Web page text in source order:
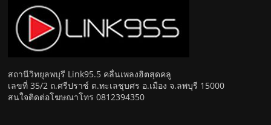
สถานีวิทยุลพบุรี Link95.5 คลื่นเพลงฮิตสุดคลู
เลขที่ 35/2 ถ.ศรีปราช์ ต.ทะเลชุบศร อ.เมือง จ.ลพบุรี 15000
สนใจติดต่อโฆษณาโทร 0812394350